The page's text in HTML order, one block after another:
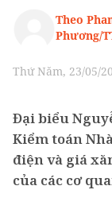
Theo
Phương/
Thứ Năm, 23/05/
Đại biểu
Kiểm toán
điện và giá
của các cơ